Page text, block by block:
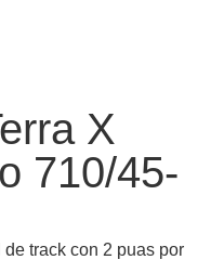
X
710/45-
track con 2 puas por